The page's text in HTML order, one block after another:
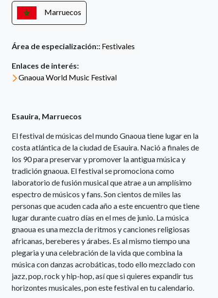
Marruecos
Área de especialización:: Festivales
Enlaces de interés:
Gnaoua World Music Festival
Esauira, Marruecos
El festival de músicas del mundo Gnaoua tiene lugar en la
costa atlántica de la ciudad de Esauira. Nació a finales de
los 90 para preservar y promover la antigua música y
tradición gnaoua. El festival se promociona como
laboratorio de fusión musical que atrae a un amplísimo
espectro de músicos y fans. Son cientos de miles las
personas que acuden cada año a este encuentro que tiene
lugar durante cuatro días en el mes de junio. La música
gnaoua es una mezcla de ritmos y canciones religiosas
africanas, bereberes y árabes. Es al mismo tiempo una
plegaria y una celebración de la vida que combina la
música con danzas acrobáticas, todo ello mezclado con
jazz, pop, rock y hip-hop, así que si quieres expandir tus
horizontes musicales, pon este festival en tu calendario.